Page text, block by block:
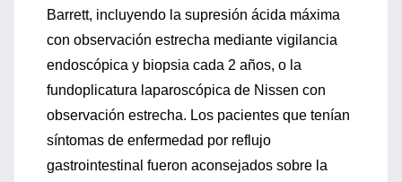
Barrett, incluyendo la supresión ácida máxima
con observación estrecha mediante vigilancia
endoscópica y biopsia cada 2 años, o la
fundoplicatura laparoscópica de Nissen con
observación estrecha. Los pacientes que tenían
síntomas de enfermedad por reflujo
gastrointestinal fueron aconsejados sobre la